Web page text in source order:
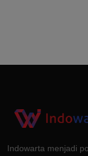
Indowarta menjadi